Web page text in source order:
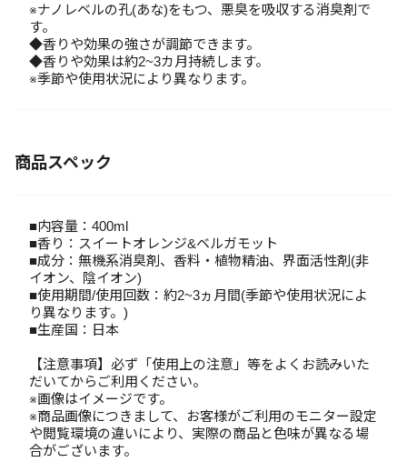
※ナノレベルの孔(あな)をもつ、悪臭を吸収する消臭剤で
す。
◆香りや効果の強さが調節できます。
◆香りや効果は約2~3カ月持続します。
※季節や使用状況により異なります。
商品スペック
■内容量：400ml
■香り：スイートオレンジ&ベルガモット
■成分：無機系消臭剤、香料・植物精油、界面活性剤(非
イオン、陰イオン)
■使用期間/使用回数：約2~3ヵ月間(季節や使用状況によ
り異なります。)
■生産国：日本
【注意事項】必ず「使用上の注意」等をよくお読みいた
だいてからご利用ください。
※画像はイメージです。
※商品画像につきまして、お客様がご利用のモニター設定
や閲覧環境の違いにより、実際の商品と色味が異なる場
合がございます。